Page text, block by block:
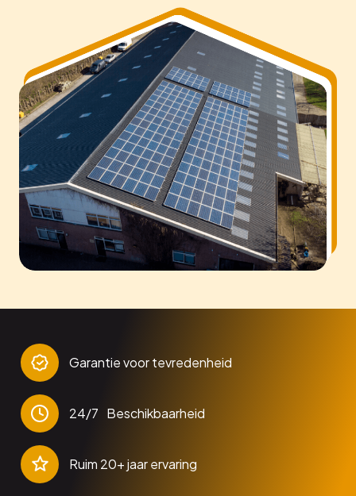
Garantie voor tevredenheid
24/7 Beschikbaarheid
Ruim 20+ jaar ervaring